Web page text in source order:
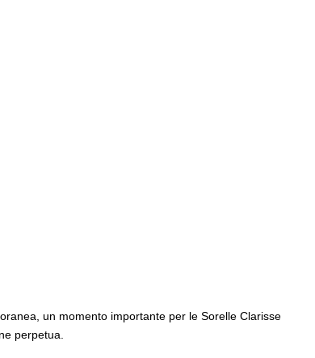
un momento importante per le Sorelle Clarisse
perpetua.